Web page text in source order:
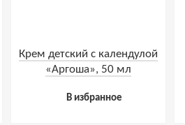
Крем детский с календулой
«Аргоша», 50 мл
В избранное